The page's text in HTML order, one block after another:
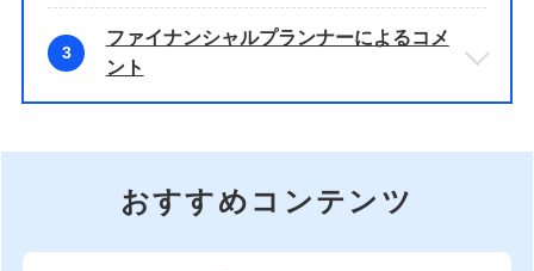
3
ファイナンシャルプランナーによるコメ
ント
おすすめコンテンツ